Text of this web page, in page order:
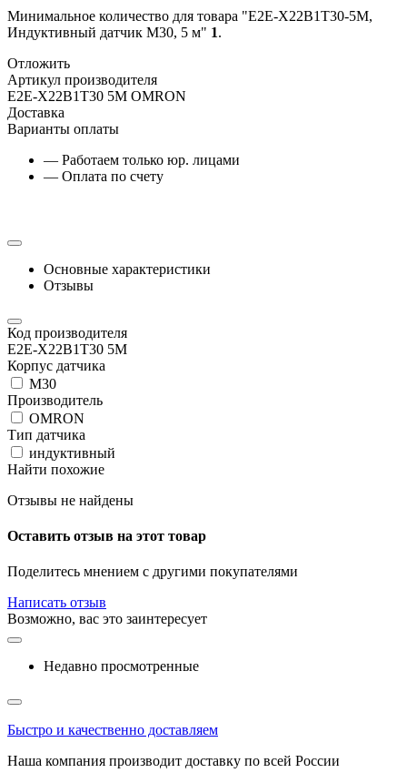
Минимальное количество для товара "E2E-X22B1T30-5M,
Индуктивный датчик M30, 5 м" 1.
Отложить
Артикул производителя
E2E-X22B1T30 5M OMRON
Доставка
Варианты оплаты
— Работаем только юр. лицами
— Оплата по счету
Основные характеристики
Отзывы
Код производителя
E2E-X22B1T30 5M
Корпус датчика
М30
Производитель
OMRON
Тип датчика
индуктивный
Найти похожие
Отзывы не найдены
Оставить отзыв на этот товар
Поделитесь мнением с другими покупателями
Написать отзыв
Возможно, вас это заинтересует
Недавно просмотренные
Быстро и качественно доставляем
Наша компания производит доставку по всей России